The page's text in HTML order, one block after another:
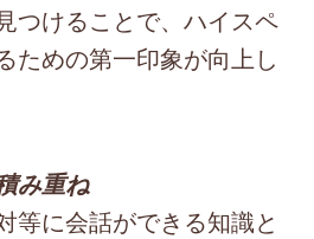
つけることで、ハイスペ
ための第一印象が向上し
み重ね
等に会話ができる知識と